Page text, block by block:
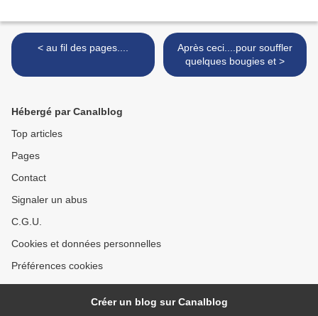
< au fil des pages....
Après ceci....pour souffler
quelques bougies et >
Hébergé par Canalblog
Top articles
Pages
Contact
Signaler un abus
C.G.U.
Cookies et données personnelles
Préférences cookies
Créer un blog sur Canalblog